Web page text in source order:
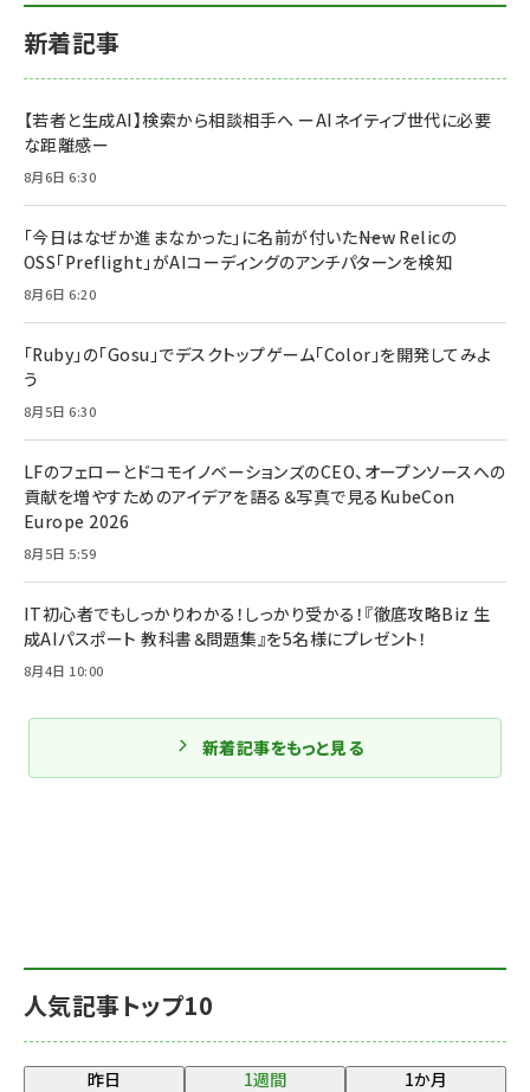
人気記事トップ10
昨日 1週間 1か月
新着記事
【若者と生成AI】検索から相談相手へ ーAIネイティブ世代に必要
な距離感ー
8月6日 6:30
「今日はなぜか進まなかった」に名前が付いた――New Relicの
OSS「Preflight」がAIコーディングのアンチパターンを検知
8月6日 6:20
「Ruby」の「Gosu」でデスクトップゲーム「Color」を開発してみよ
う
8月5日 6:30
LFのフェローとドコモイノベーションズのCEO、オープンソースへの
貢献を増やすためのアイデアを語る＆写真で見るKubeCon
Europe 2026
8月5日 5:59
IT初心者でもしっかりわかる！しっかり受かる！『徹底攻略Biz 生
成AIパスポート 教科書＆問題集』を5名様にプレゼント！
8月4日 10:00
新着記事をもっと見る